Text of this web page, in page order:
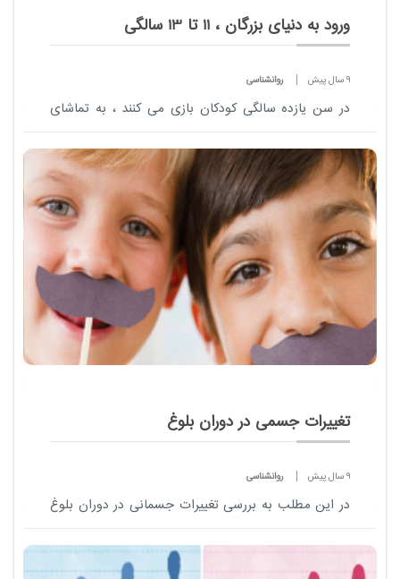
ورود به دنیای بزرگان ، 11 تا 13 سالگی
9 سال پیش روانشناسی
در سن یازده سالگی کودکان بازی می کنند ، به تماشای
رمان های هیجان انگیز ، داستان مصور ، افسانه و . . .
اما از آغاز 13 سالگی ، تفریحات جدید ن...
تغییرات جسمی در دوران بلوغ
9 سال پیش روانشناسی
در این مطلب به بررسی تغییرات جسمانی در دوران بلوغ